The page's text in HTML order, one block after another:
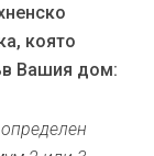
която
Вашия дом: